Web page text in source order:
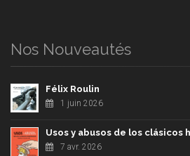
Nos Nouveautés
Félix Roulin
1 juin 2026
Usos y abusos de los clásicos
7 avr. 2026